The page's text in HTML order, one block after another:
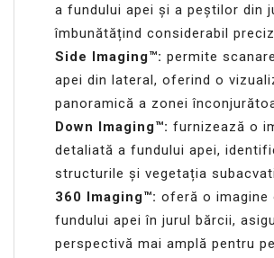
a fundului apei și a peștilor din
îmbunătățind considerabil
Side Imaging™: permite
apei din lateral, oferind o
panoramică a zonei
Down Imaging™: furnizează o
detaliată a fundului apei,
structurile și vegetația
360 Imaging™: oferă o imagine
fundului apei în jurul bărcii,
perspectivă mai amplă pentru